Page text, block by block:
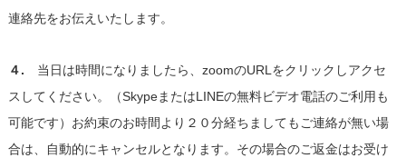
連絡先をお伝えいたします。
４. 当日は時間になりましたら、zoomのURLをクリックしアクセ
スしてください。（SkypeまたはLINEの無料ビデオ電話のご利用も
可能です）お約束のお時間より２０分経ちましてもご連絡が無い場
合は、自動的にキャンセルとなります。その場合のご返金はお受け